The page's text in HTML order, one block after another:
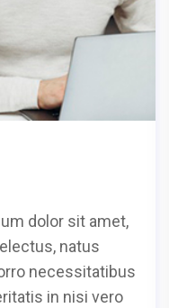
dolor sit amet,
natus
necessitatibus
in nisi vero